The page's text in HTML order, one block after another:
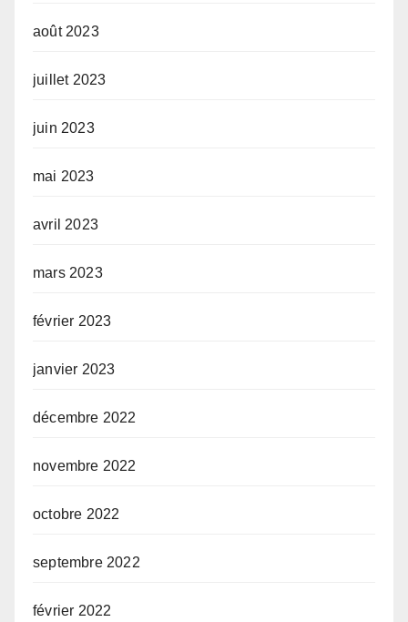
août 2023
juillet 2023
juin 2023
mai 2023
avril 2023
mars 2023
février 2023
janvier 2023
décembre 2022
novembre 2022
octobre 2022
septembre 2022
février 2022